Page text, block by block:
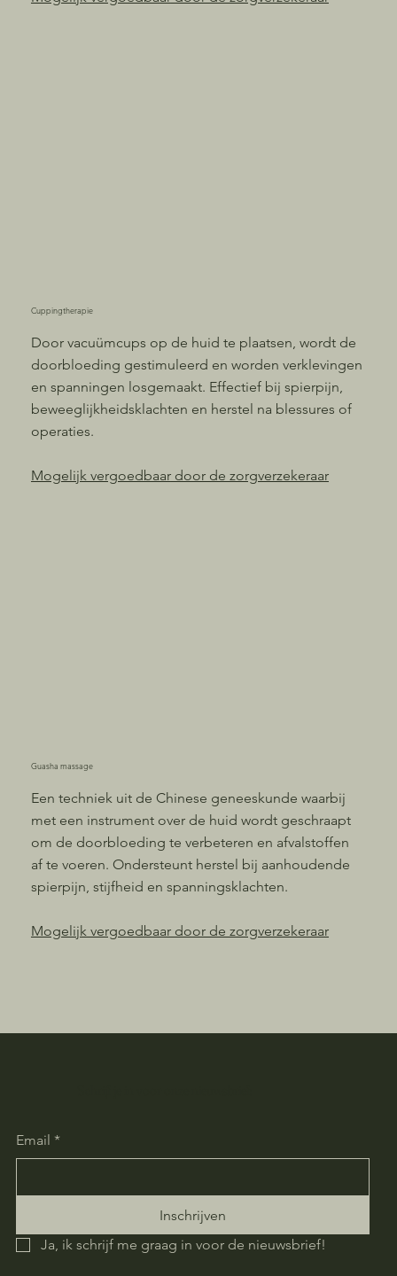
Cuppingtherapie
Door vacuümcups op de huid te plaatsen, wordt de
doorbloeding gestimuleerd en worden verklevingen
en spanningen losgemaakt. Effectief bij spierpijn,
beweeglijkheidsklachten en herstel na blessures of
operaties.
Mogelijk vergoedbaardoor de zorgverzekeraar
Guasha massage
Een techniek uit de Chinese geneeskunde waarbij
met een instrument over de huid wordt geschraapt
om de doorbloeding te verbeteren en afvalstoffen
af te voeren. Ondersteunt herstel bij aanhoudende
spierpijn, stijfheid en spanningsklachten.
Mogelijk vergoedbaardoor de zorgverzekeraar
Email *
Inschrijven
Ja, ik schrijf me graag in voor de nieuwsbrief!